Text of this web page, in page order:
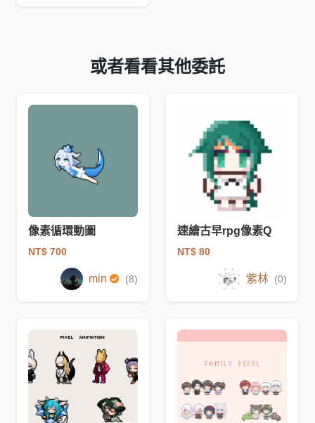
或者看看其他委託
像素循環動圖
NT$ 700
min (8)
速繪古早rpg像素Q
NT$ 80
紫林 (0)